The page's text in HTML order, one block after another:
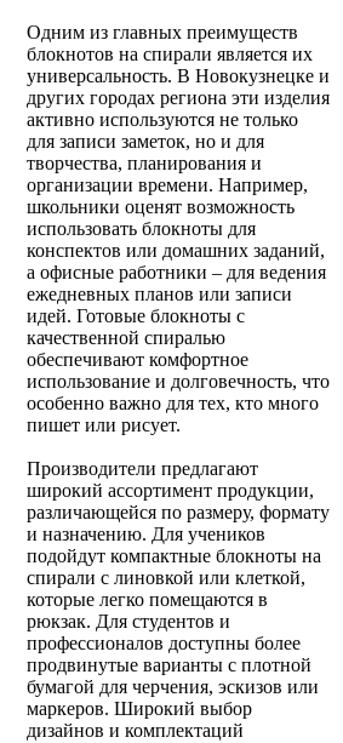
Одним из главных преимуществ
блокнотов на спирали является их
универсальность. В Новокузнецке и
других городах региона эти изделия
активно используются не только
для записи заметок, но и для
творчества, планирования и
организации времени. Например,
школьники оценят возможность
использовать блокноты для
конспектов или домашних заданий,
а офисные работники – для ведения
ежедневных планов или записи
идей. Готовые блокноты с
качественной спиралью
обеспечивают комфортное
использование и долговечность, что
особенно важно для тех, кто много
пишет или рисует.
Производители предлагают
широкий ассортимент продукции,
различающейся по размеру, формату
и назначению. Для учеников
подойдут компактные блокноты на
спирали с линовкой или клеткой,
которые легко помещаются в
рюкзак. Для студентов и
профессионалов доступны более
продвинутые варианты с плотной
бумагой для черчения, эскизов или
маркеров. Широкий выбор
дизайнов и комплектаций